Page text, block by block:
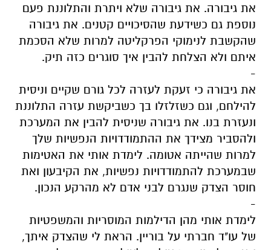
את גיבורה. את גיבורה שלא ויתרת והתלוננת פעם
נוספת גם כשידעת שהסיכויים קטנים. את גיבורה
שהקשבת לנימוקי הפרקליטה למרות שלא הסכמת
איתם ולא הצלחת להבין איך סוגרים כזה תיק.
-
את גיבורה כי זעקת לעזרה לכל גורם שקיים וניסית
להילחם, וגם כשזלזלו בך כשביקשת עזרה התלוננת
ונעזרת בנו. את גיבורה שניסית להבין את המערכת
ולהסביר מצידך את ההתמודדויות הנפשיות שלך
למרות שהייתה אטומה. לימדת אותי את האטימות
שבמערכת להתמודדויות נפשיות, את הקיבעון ואת
חוסר הצדק שנגרם לבני אדם לא מהרקע הנכון.
-
לימדת אותי מהן הדילמות המוסריות והמשפטיות
של עו"ד חברתי על בוריין. הראת לי שהצדק איתך,